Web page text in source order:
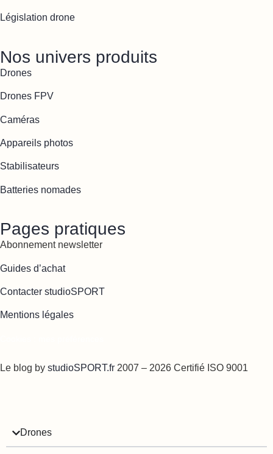
Législation drone
Nos univers produits
Drones
Drones FPV
Caméras
Appareils photos
Stabilisateurs
Batteries nomades
Pages pratiques
Abonnement newsletter
Guides d’achat
Contacter studioSPORT
Mentions légales
Le blog by studioSPORT.fr 2007 – 2026 Certifié ISO 9001
Drones